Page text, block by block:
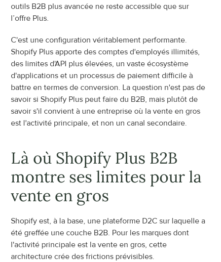
outils B2B plus avancée ne reste accessible que sur
l’offre Plus.
C'est une configuration véritablement performante.
Shopify Plus apporte des comptes d'employés illimités,
des limites d'API plus élevées, un vaste écosystème
d'applications et un processus de paiement difficile à
battre en termes de conversion. La question n'est pas de
savoir si Shopify Plus peut faire du B2B, mais plutôt de
savoir s'il convient à une entreprise où la vente en gros
est l'activité principale, et non un canal secondaire.
Là où Shopify Plus B2B
montre ses limites pour la
vente en gros
Shopify est, à la base, une plateforme D2C sur laquelle a
été greffée une couche B2B. Pour les marques dont
l'activité principale est la vente en gros, cette
architecture crée des frictions prévisibles.